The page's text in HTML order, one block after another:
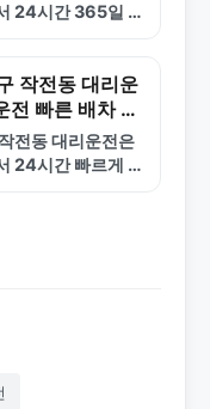
24시간 365일 빠
세요.
작전동 대리운
전 빠른 배차 전
전동 대리운전은
24시간 빠르게 배